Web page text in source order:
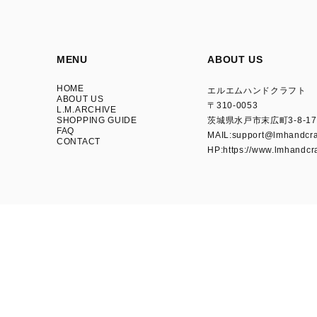
ABOUT US
エルエムハンドクラフト
〒310-0053
茨城県水戸市末広町3-8-
MAIL:
HP:https://
MENU
HOME
ABOUT US
L.M.ARCHIVE
SHOPPING GUIDE
FAQ
CONTACT